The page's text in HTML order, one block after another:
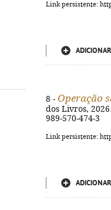
Link persistente:
8 - Operação
dos Livros,
989-570-474-3
Link persistente: